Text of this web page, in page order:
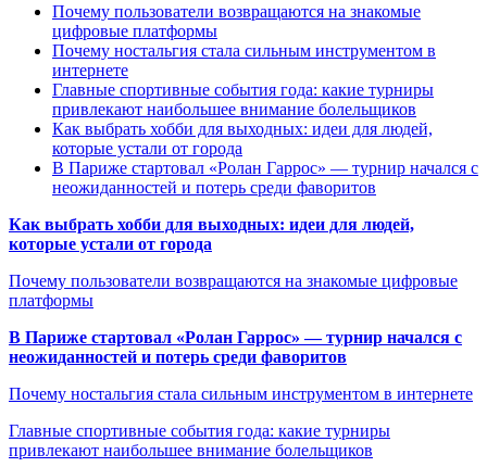
Почему пользователи возвращаются на знакомые
цифровые платформы
Почему ностальгия стала сильным инструментом в
интернете
Главные спортивные события года: какие турниры
привлекают наибольшее внимание болельщиков
Как выбрать хобби для выходных: идеи для людей,
которые устали от города
В Париже стартовал «Ролан Гаррос» — турнир начался с
неожиданностей и потерь среди фаворитов
Как выбрать хобби для выходных: идеи для людей,
которые устали от города
Почему пользователи возвращаются на знакомые цифровые
платформы
В Париже стартовал «Ролан Гаррос» — турнир начался с
неожиданностей и потерь среди фаворитов
Почему ностальгия стала сильным инструментом в интернете
Главные спортивные события года: какие турниры
привлекают наибольшее внимание болельщиков